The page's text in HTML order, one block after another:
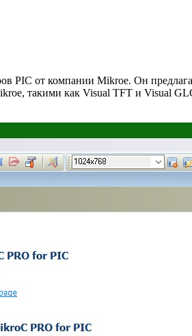
от компании Mikroe. Он
такими как Visual TFT и Visual